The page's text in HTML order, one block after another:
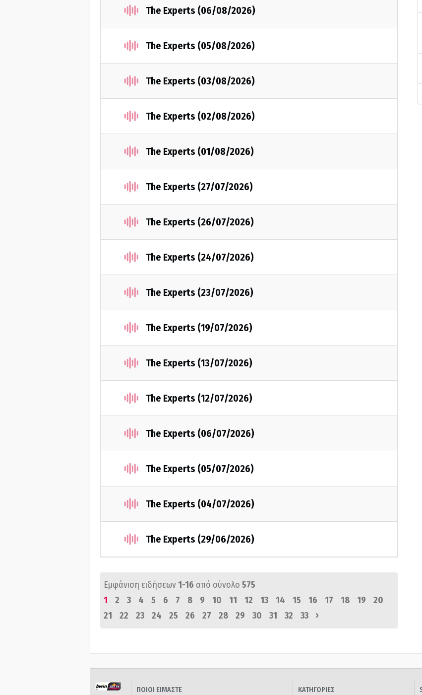
The Experts (06/08/2026)
The Experts (05/08/2026)
The Experts (03/08/2026)
The Experts (02/08/2026)
The Experts (01/08/2026)
The Experts (27/07/2026)
The Experts (26/07/2026)
The Experts (24/07/2026)
The Experts (23/07/2026)
The Experts (19/07/2026)
The Experts (13/07/2026)
The Experts (12/07/2026)
The Experts (06/07/2026)
The Experts (05/07/2026)
The Experts (04/07/2026)
The Experts (29/06/2026)
Εμφάνιση ειδήσεων1-16 από σύνολο 575
1
2 3 4 5 6 7 8 9 10 11 12 13 14 15 16 17 18 19
20
21
22 23 24 25 26 27 28 29 30 31 32 33 ›
ΠΟΙΟΙ ΕΙΜΑΣΤΕ ΚΑΤΗΓΟΡΙΕΣ